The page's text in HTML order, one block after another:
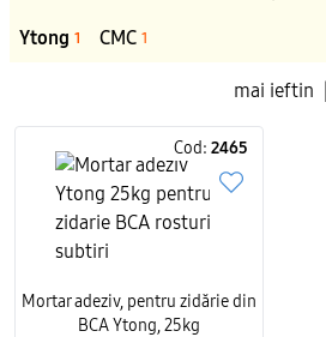
Ytong 1 CMC 1
mai ieftin
Cod: 2465
Mortar adeziv, pentru zidărie din
BCA Ytong, 25kg